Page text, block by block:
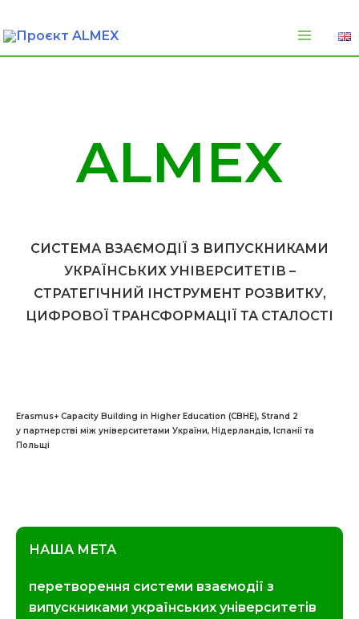
до
ALMEX
CИСТЕМА ВЗАЄМОДІЇ З ВИПУСКНИКАМИ
УКРАЇНСЬКИХ УНІВЕРСИТЕТІВ –
СТРАТЕГІЧНИЙ ІНСТРУМЕНТ РОЗВИТКУ,
ЦИФРОВОЇ ТРАНСФОРМАЦІЇ ТА СТАЛОСТІ
Erasmus+ Capacity Building in Higher Education (CBHE), Strand 2
у партнерстві між університетами України, Нідерландів, Іспанії та
Польщі
НАША МЕТА
перетворення системи взаємодії з
випускниками українських університетів